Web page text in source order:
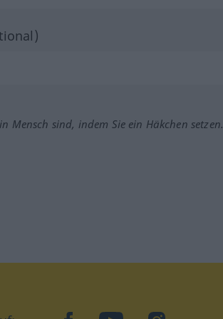
Mensch sind, indem Sie ein Häkchen